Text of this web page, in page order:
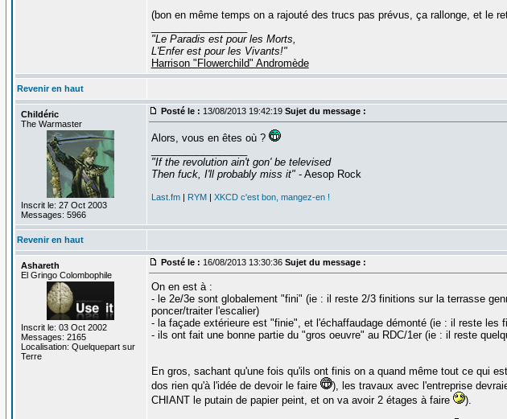
(bon en même temps on a rajouté des trucs pas prévus, ça rallonge, et le
"Le Paradis est pour les Morts,
L'Enfer est pour les Vivants!"
Harrison "Flowerchild" Andromède
Revenir en haut
Childéric
The Warmaster
Inscrit le: 27 Oct 2003
Messages: 5966
Posté le : 13/08/2013 19:42:19 Sujet du message :
Alors, vous en êtes où ?
"If the revolution ain't gon' be televised
Then fuck, I'll probably miss it"- Aesop Rock
Last.fm| RYM| XKCD c'est bon, mangez-en !
Revenir en haut
Ashareth
El Gringo Colombophile
Inscrit le: 03 Oct 2002
Messages: 2165
Localisation: Quelquepart sur
Terre
Posté le : 16/08/2013 13:30:36 Sujet du message :
On en est à :
- le 2e/3e sont globalement "fini" (ie : il reste 2/3 finitions sur la terrasse
poncer/traiter l'escalier)
- la façade extérieure est "finie", et l'échaffaudage démonté (ie : il reste
- ils ont fait une bonne partie du "gros oeuvre" au RDC/1er (ie : il reste
En gros, sachant qu'une fois qu'ils ont finis on a quand même tout ce qui
dos rien qu'à l'idée de devoir le faire
), les travaux avec l'entreprise
CHIANT le putain de papier peint, et on va avoir 2 étages à faire
).